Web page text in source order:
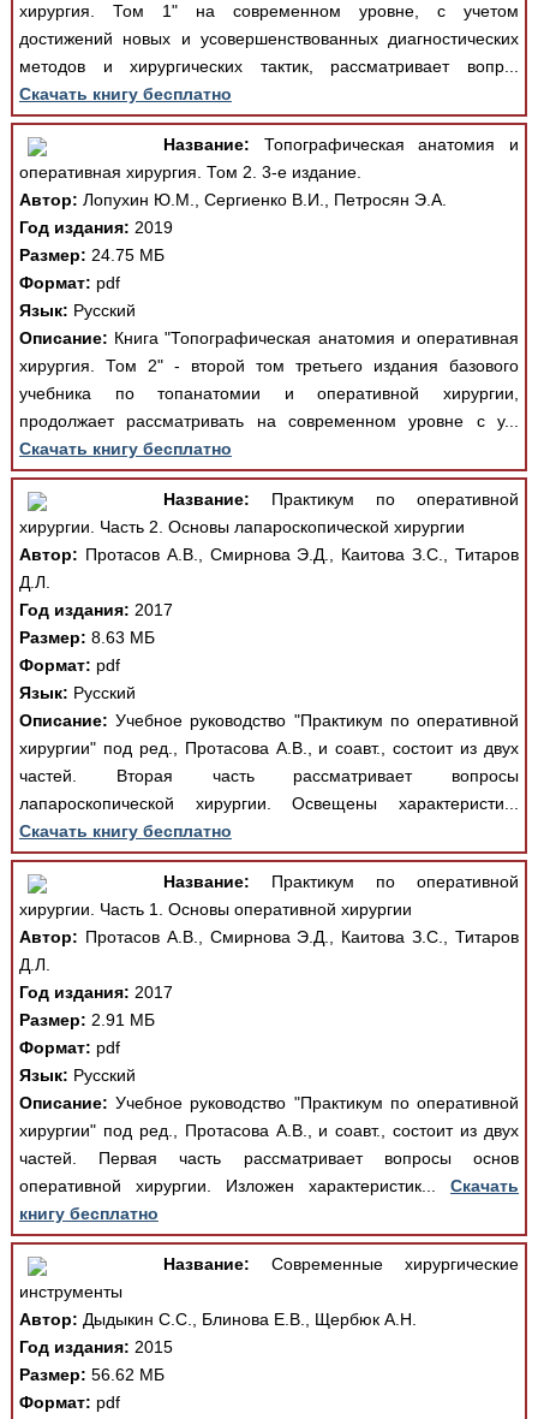
хирургия. Том 1" на современном уровне, с учетом
достижений новых и усовершенствованных диагностических
методов и хирургических тактик, рассматривает вопр...
Скачать книгу бесплатно
Название: Топографическая анатомия и
оперативная хирургия. Том 2. 3-е издание.
Автор: Лопухин Ю.М., Сергиенко В.И., Петросян Э.А.
Год издания: 2019
Размер: 24.75 МБ
Формат: pdf
Язык: Русский
Описание: Книга "Топографическая анатомия и оперативная
хирургия. Том 2" - второй том третьего издания базового
учебника по топанатомии и оперативной хирургии,
продолжает рассматривать на современном уровне с у...
Скачать книгу бесплатно
Название: Практикум по оперативной
хирургии. Часть 2. Основы лапароскопической хирургии
Автор: Протасов А.В., Смирнова Э.Д., Каитова З.С., Титаров
Д.Л.
Год издания: 2017
Размер: 8.63 МБ
Формат: pdf
Язык: Русский
Описание: Учебное руководство "Практикум по оперативной
хирургии" под ред., Протасова А.В., и соавт., состоит из двух
частей. Вторая часть рассматривает вопросы
лапароскопической хирургии. Освещены характеристи...
Скачать книгу бесплатно
Название: Практикум по оперативной
хирургии. Часть 1. Основы оперативной хирургии
Автор: Протасов А.В., Смирнова Э.Д., Каитова З.С., Титаров
Д.Л.
Год издания: 2017
Размер: 2.91 МБ
Формат: pdf
Язык: Русский
Описание: Учебное руководство "Практикум по оперативной
хирургии" под ред., Протасова А.В., и соавт., состоит из двух
частей. Первая часть рассматривает вопросы основ
оперативной хирургии. Изложен характеристик...Скачать
книгу бесплатно
Название: Современные хирургические
инструменты
Автор: Дыдыкин С.С., Блинова Е.В., Щербюк А.Н.
Год издания: 2015
Размер: 56.62 МБ
Формат: pdf